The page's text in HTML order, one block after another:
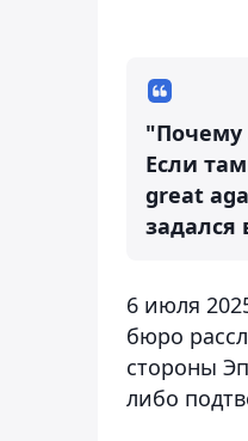
"Почему
Если
great
задался
6 июля
бюро
стороны
либо